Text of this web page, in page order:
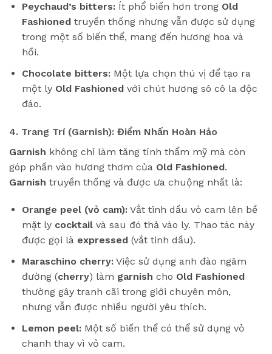
Peychaud’s bitters:Ít phổ biến hơn trong Old
Fashionedtruyền thống nhưng vẫn được sử dụng
trong một số biến thể, mang đến hương hoa và
hồi.
Chocolate bitters:Một lựa chọn thú vị để tạo ra
một ly Old Fashionedvới chút hương sô cô la độc
đáo.
4. Trang Trí (Garnish): Điểm Nhấn Hoàn Hảo
Garnish không chỉ làm tăng tính thẩm mỹ mà còn
góp phần vào hương thơm của Old Fashioned.
Garnish truyền thống và được ưa chuộng nhất là:
Orange peel (vỏ cam):Vắt tinh dầu vỏ cam lên bề
mặt ly cocktailvà sau đó thả vào ly. Thao tác này
được gọi là expressed(vắt tinh dầu).
Maraschino cherry:Việc sử dụng anh đào ngâm
đường (cherry) làm garnish cho Old Fashioned
thường gây tranh cãi trong giới chuyên môn,
nhưng vẫn được nhiều người yêu thích.
Lemon peel:Một số biến thể có thể sử dụng vỏ
chanh thay vì vỏ cam.